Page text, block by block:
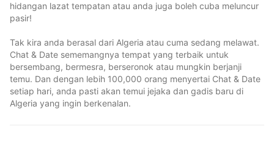
hidangan lazat tempatan atau anda juga boleh cuba meluncur
pasir!
Tak kira anda berasal dari Algeria atau cuma sedang melawat.
Chat & Date sememangnya tempat yang terbaik untuk
bersembang, bermesra, berseronok atau mungkin berjanji
temu. Dan dengan lebih 100,000 orang menyertai Chat & Date
setiap hari, anda pasti akan temui jejaka dan gadis baru di
Algeria yang ingin berkenalan.